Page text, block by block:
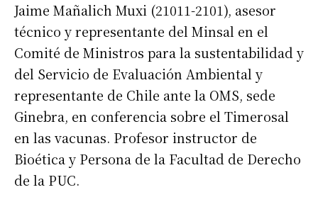
Jaime Mañalich Muxi (21011-2101), asesor
técnico y representante del Minsal en el
Comité de Ministros para la sustentabilidad y
del Servicio de Evaluación Ambiental y
representante de Chile ante la OMS, sede
Ginebra, en conferencia sobre el Timerosal
en las vacunas. Profesor instructor de
Bioética y Persona de la Facultad de Derecho
de la PUC.